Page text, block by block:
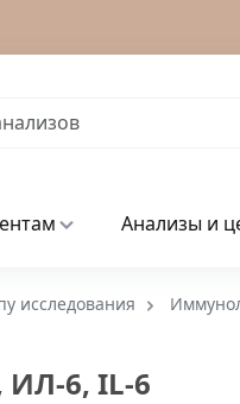
Анализы и
исследования
6, IL-6